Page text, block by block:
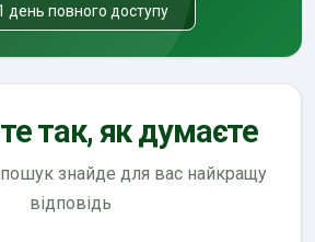
день повного доступу
так, як думаєте
пошук знайде для вас найкращу
відповідь